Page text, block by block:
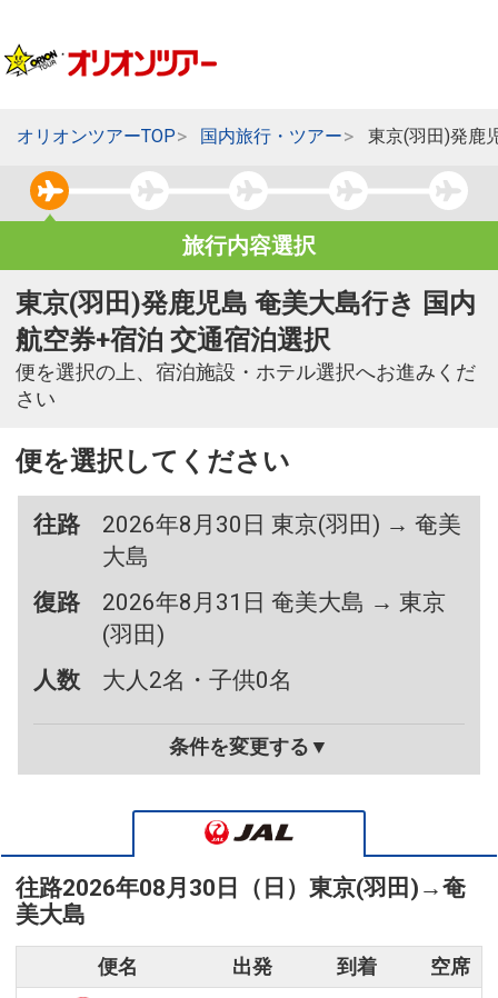
オリオンツアーTOP 国内旅行・ツアー 東京(羽田)発鹿
旅行内容選択
東京(羽田)発鹿児島 奄美大島行き 国内
航空券+宿泊 交通宿泊選択
便を選択の上、宿泊施設・ホテル選択へお進みくだ
さい
便を選択してください
往路
2026年8月30日 東京(羽田) → 奄美
大島
復路
2026年8月31日 奄美大島 → 東京
(羽田)
人数
大人2名・子供0名
条件を変更する▼
往路2026年08月30日（日） 東京(羽田) →奄
美大島
便名 出発 到着 空席